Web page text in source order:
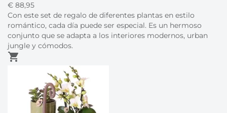
€ 88,95
Con este set de regalo de diferentes plantas en estilo
romántico, cada día puede ser especial. Es un hermoso
conjunto que se adapta a los interiores modernos, urban
jungle y cómodos.
shopping_cart